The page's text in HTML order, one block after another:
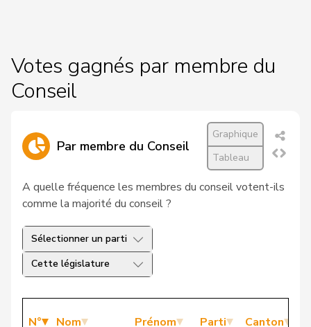
Votes gagnés par membre du
Conseil
Par membre du Conseil
Graphique
Tableau
A quelle fréquence les membres du conseil votent-ils
comme la majorité du conseil ?
Sélectionner un parti
Cette législature
N° Nom Prénom Parti Canton